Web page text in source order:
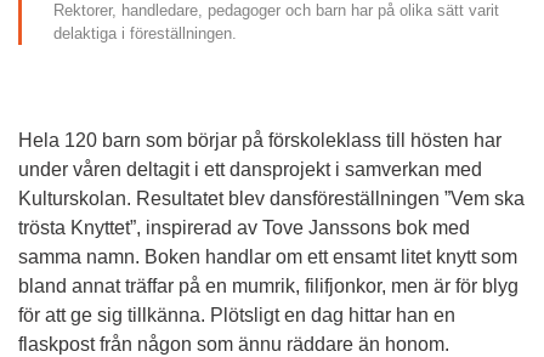
Rektorer, handledare, pedagoger och barn har på olika sätt varit
delaktiga i föreställningen.
Hela 120 barn som börjar på förskoleklass till hösten har
under våren deltagit i ett dansprojekt i samverkan med
Kulturskolan. Resultatet blev dansföreställningen ”Vem ska
trösta Knyttet”, inspirerad av Tove Janssons bok med
samma namn. Boken handlar om ett ensamt litet knytt som
bland annat träffar på en mumrik, filifjonkor, men är för blyg
för att ge sig tillkänna. Plötsligt en dag hittar han en
flaskpost från någon som ännu räddare än honom.